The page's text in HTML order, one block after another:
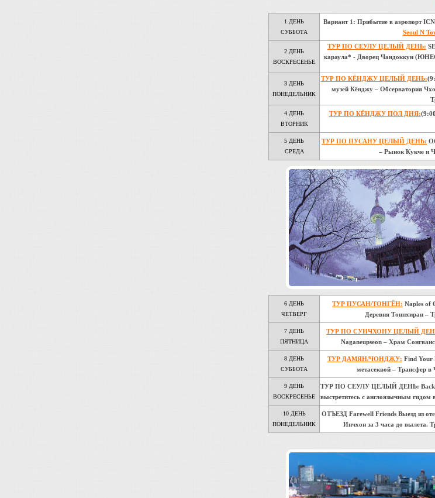
1 ДЕНЬ
СУББОТА
Вариант 1: Прибытие в аэропорт
Seoul N
2 ДЕНЬ
ВОСКРЕСЕНЬЕ
ТУР ПО СЕУЛУ ЦЕЛЫЙ ДЕНЬ:
караула* - Дворец Чандоккун
3 ДЕНЬ
ПОНЕДЕЛЬНИК
ТУР ПО КЁНДЖУ ЦЕЛЫЙ ДЕНЬ:
музей Кёнджу – Обсерватория
4 ДЕНЬ
ВТОРНИК
ТУР ПО КЁНДЖУ ПОЛ ДНЯ:
5 ДЕНЬ
СРЕДА
ТУР ПО ПУСАНУ ЦЕЛЫЙ ДЕНЬ:
– Рынок Кукче и
6 ДЕНЬ
ЧЕТВЕРГ
ТУР ПУСАН/ТОНГЁН: Naples of
Деревня Тонпхиран –
7 ДЕНЬ
ПЯТНИЦА
ТУР ПО СУНЧХОНУ ЦЕЛЫЙ
Naganeupseon – Храм
8 ДЕНЬ
СУББОТА
ТУР ДАМЯН/ЧОНДЖУ: Find Your
метасеквой – Трансфер
9 ДЕНЬ
ВОСКРЕСЕНЬЕ
ТУР ПО СЕУЛУ ЦЕЛЫЙ ДЕНЬ: Back to
выстретитесь с англоязычным
10 ДЕНЬ
ПОНЕДЕЛЬНИК
ОТЪЕЗД Farewell Friends Выезд из
Инчхон за 3 часа до вылета.